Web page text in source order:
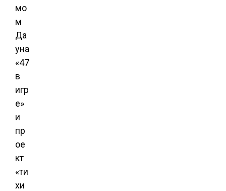
мо
м
Да
уна
«47
в
игр
е»
и
пр
ое
кт
«ти
хи